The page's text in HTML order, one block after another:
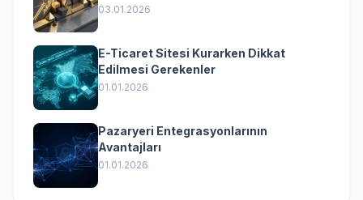
(Kurumsal Yazılımın Güçlü Rolü)
03.01.2026
E-Ticaret Sitesi Kurarken Dikkat
Edilmesi Gerekenler
01.01.2026
Pazaryeri Entegrasyonlarının
Avantajları
01.01.2026